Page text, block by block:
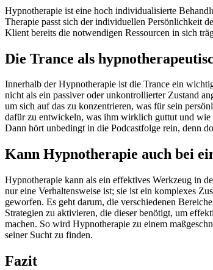
Hypnotherapie ist eine hoch individualisierte
Therapie passt sich der individuellen Persönlichkeit
Klient bereits die notwendigen Ressourcen in sich
Die Trance als
Innerhalb der Hypnotherapie ist die Trance ein
nicht als ein passiver oder unkontrollierter Zustand
um sich auf das zu konzentrieren, was für sein
dafür zu entwickeln, was ihm wirklich guttut und wie
Dann hört unbedingt in die Podcastfolge rein, denn
Kann Hypnotherapie auch bei
Hypnotherapie kann als ein effektives Werkzeug in
nur eine Verhaltensweise ist; sie ist ein komplexes
geworfen. Es geht darum, die verschiedenen
Strategien zu aktivieren, die dieser benötigt, um
machen. So wird Hypnotherapie zu einem
seiner Sucht zu finden.
Fazit